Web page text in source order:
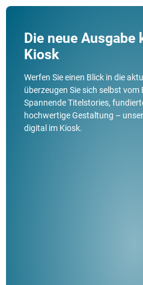
Die neue Ausgabe
Kiosk
Werfen Sie einen Blick in die
überzeugen Sie sich selbst vom
Spannende Titelstories,
hochwertige Gestaltung –
digital im Kiosk.